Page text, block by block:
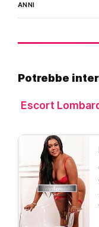
ANNI
Potrebbe
Escort